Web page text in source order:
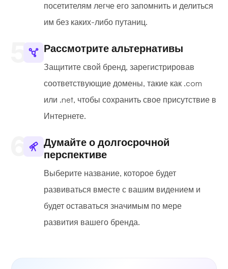
посетителям легче его запомнить и делиться
им без каких-либо путаниц.
Рассмотрите альтернативы
Защитите свой бренд, зарегистрировав
соответствующие домены, такие как .com
или .net, чтобы сохранить свое присутствие в
Интернете.
Думайте о долгосрочной
перспективе
Выберите название, которое будет
развиваться вместе с вашим видением и
будет оставаться значимым по мере
развития вашего бренда.